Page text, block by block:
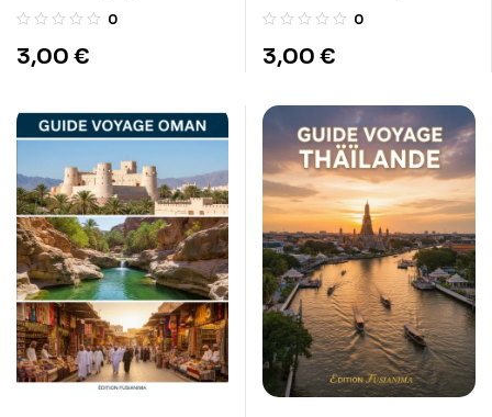
Autriche
0
3,00 €
musées gratuits Lyon
0
3,00 €